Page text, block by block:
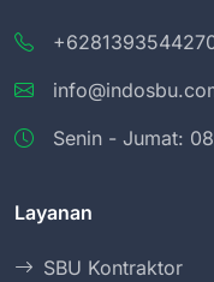
Senin - Jumat:
Layanan
SBU Kontraktor